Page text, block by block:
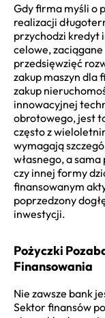
Gdy firma myśli o
realizacji
przychodzi kredyt
celowe,
przedsięwzięć
zakup maszyn dla
zakup
innowacyjnej
obrotowego, jest
często z
wymagają
własnego, a
czy innej formy
finansowanym
poprzedzony
inwestycji.
Pożyczki
Finansowania
Nie zawsze bank
Sektor finansów